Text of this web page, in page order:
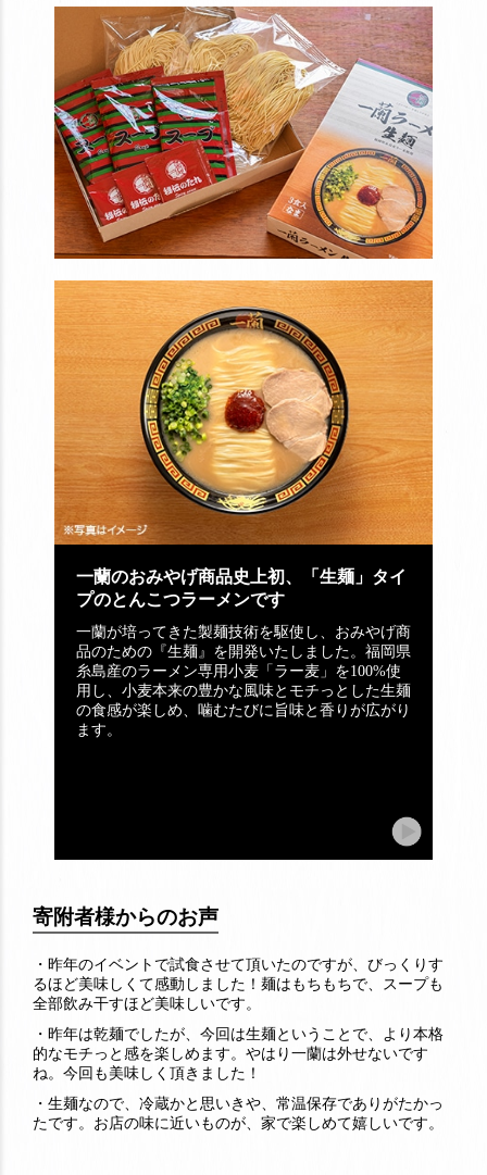
一蘭のおみやげ商品史上初、「生麺」タイ
プのとんこつラーメンです
一蘭が培ってきた製麺技術を駆使し、おみやげ商
品のための『生麺』を開発いたしました。福岡県
糸島産のラーメン専用小麦「ラー麦」を100%使
用し、小麦本来の豊かな風味とモチっとした生麺
の食感が楽しめ、噛むたびに旨味と香りが広がり
ます。
寄附者様からのお声
・昨年のイベントで試食させて頂いたのですが、びっくりす
るほど美味しくて感動しました！麺はもちもちで、スープも
全部飲み干すほど美味しいです。
・昨年は乾麺でしたが、今回は生麺ということで、より本格
的なモチっと感を楽しめます。やはり一蘭は外せないです
ね。今回も美味しく頂きました！
・生麺なので、冷蔵かと思いきや、常温保存でありがたかっ
たです。お店の味に近いものが、家で楽しめて嬉しいです。